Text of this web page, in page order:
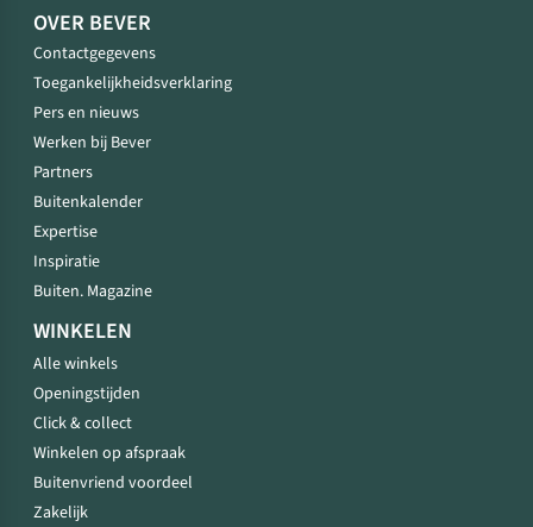
OVER BEVER
Contactgegevens
Toegankelijkheidsverklaring
Pers en nieuws
Werken bij Bever
Partners
Buitenkalender
Expertise
Inspiratie
Buiten. Magazine
WINKELEN
Alle winkels
Openingstijden
Click & collect
Winkelen op afspraak
Buitenvriend voordeel
Zakelijk